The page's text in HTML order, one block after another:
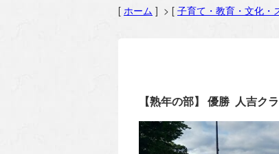
[ ホーム ] > [ 子育て・教育・文化・
【熟年の部】 優勝 人